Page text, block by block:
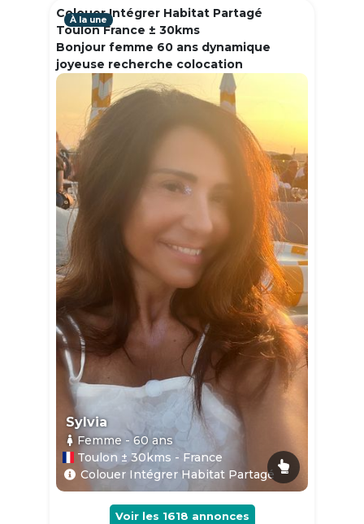
Colouer Intégrer Habitat Partagé
Toulon France ± 30kms
Bonjour femme 60 ans dynamique
joyeuse recherche colocation
À la une
Sylvia
Femme - 60ans
Toulon ± 30kms - France
Colouer Intégrer Habitat Partagé
Voir les 1618 annonces